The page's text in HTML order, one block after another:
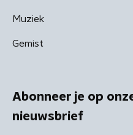
Muziek
Gemist
Abonneer je op
nieuwsbrief